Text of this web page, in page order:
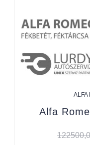
ALFA
Alfa